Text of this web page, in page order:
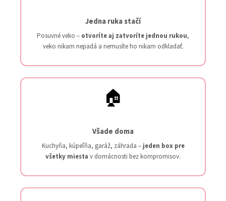
Jedna ruka stačí
Posuvné veko – otvoríte aj zatvoríte jednou rukou,
veko nikam nepadá a nemusíte ho nikam odkladať.
🏠
Všade doma
Kuchyňa, kúpeľňa, garáž, záhrada – jeden box pre
všetky miesta v domácnosti bez kompromisov.